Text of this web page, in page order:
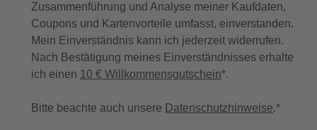
Zusammenführung und Analyse meiner Kaufdaten,
Coupons und Kartenvorteile umfasst, einverstanden.
Mein Einverständnis kann ich jederzeit widerrufen.
Nach Bestätigung meines Einverständnisses erhalte
ich einen 10 € Willkommensgutschein*.
Bitte beachte auch unsere Datenschutzhinweise.